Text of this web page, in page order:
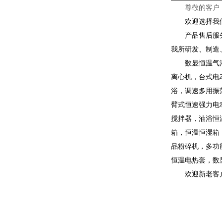
尊敬的客户
欢迎选择我
产品售后服
我所研发、制造
数显恒温气
离心机，台式电
浴，调速多用振
臂式恒速强力电
搅拌器，油浴恒
箱，恒温恒湿箱
品粉碎机，多功
恒温电热套，数
欢迎新老客